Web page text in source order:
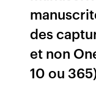
des
et non
10 ou